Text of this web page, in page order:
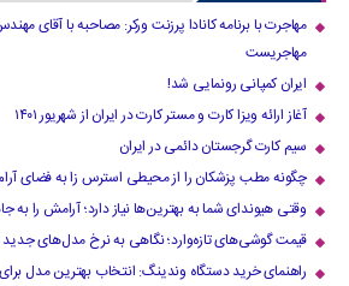
مهاجرت با برنامه کانادا پرزنت ورکر: مصاحبه با آقای
مهاجریست
ایران کمپانی رونمایی شد!
آغاز ارائه ویزا کارت و مستر کارت در ایران از شهریور ۱۴۰۱
سیم کارت گرجستان دائمی در ایران
چگونه مطب پزشکان را از محیطی استرس زا به فضای
وقتی هیوندای شما به بهترین‌ها نیاز دارد؛ آرامش را به
قیمت گوشی‌های تازه‌وارد؛ نگاهی به نرخ مدل‌های جدید
راهنمای خرید دستگاه وندینگ: انتخاب بهترین مدل